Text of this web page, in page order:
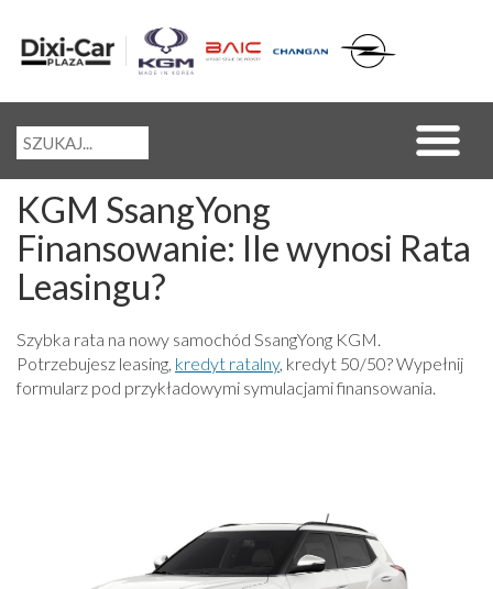
KGM SsangYong
Finansowanie: Ile wynosi Rata
Leasingu?
Szybka rata na nowy samochód SsangYong KGM.
Potrzebujesz leasing, kredyt ratalny, kredyt 50/50? Wypełnij
formularz pod przykładowymi symulacjami finansowania.